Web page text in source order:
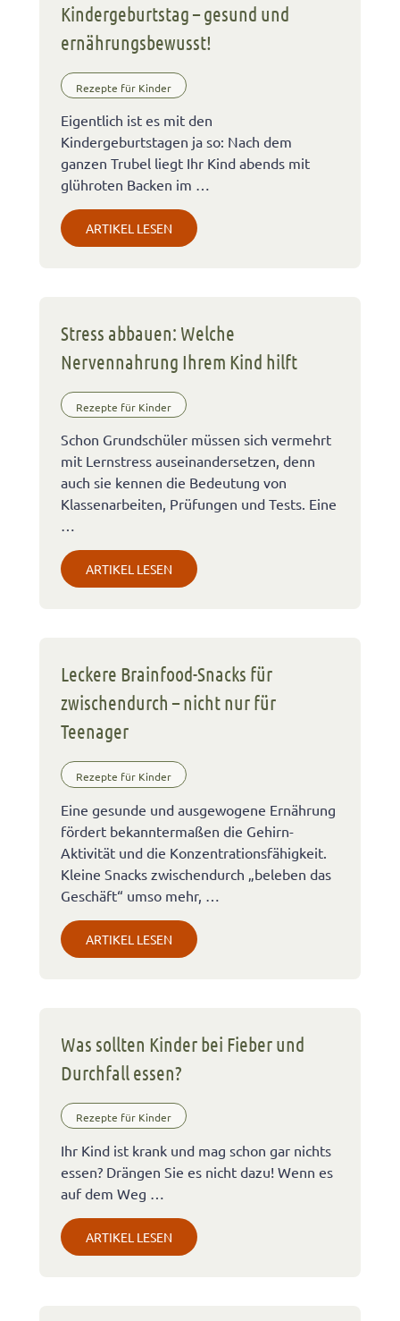
Kindergeburtstag – gesund und
ernährungsbewusst!
Rezepte für Kinder
Eigentlich ist es mit den
Kindergeburtstagen ja so: Nach dem
ganzen Trubel liegt Ihr Kind abends mit
glühroten Backen im …
ARTIKEL LESEN
Stress abbauen: Welche
Nervennahrung Ihrem Kind hilft
Rezepte für Kinder
Schon Grundschüler müssen sich vermehrt
mit Lernstress auseinandersetzen, denn
auch sie kennen die Bedeutung von
Klassenarbeiten, Prüfungen und Tests. Eine
…
ARTIKEL LESEN
Leckere Brainfood-Snacks für
zwischendurch – nicht nur für
Teenager
Rezepte für Kinder
Eine gesunde und ausgewogene Ernährung
fördert bekanntermaßen die Gehirn-
Aktivität und die Konzentrationsfähigkeit.
Kleine Snacks zwischendurch „beleben das
Geschäft“ umso mehr, …
ARTIKEL LESEN
Was sollten Kinder bei Fieber und
Durchfall essen?
Rezepte für Kinder
Ihr Kind ist krank und mag schon gar nichts
essen? Drängen Sie es nicht dazu! Wenn es
auf dem Weg …
ARTIKEL LESEN